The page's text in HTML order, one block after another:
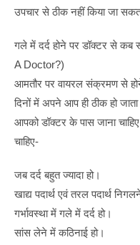
उपचार से ठीक नहीं किया जा
गले में दर्द होने पर डॉक्टर से कब
A Doctor?)
आमतौर पर वायरल संक्रमण से
दिनों में अपने आप ही ठीक हो
आपको डॉक्टर के पास जाना
चाहिए-
जब दर्द बहुत ज्यादा हो।
खाद्य पदार्थ एवं तरल पदार्थ
गर्भावस्था में गले में दर्द हो।
सांस लेने में कठिनाई हो।